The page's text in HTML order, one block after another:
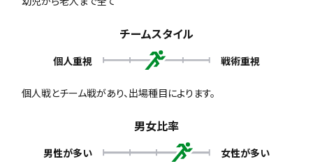
チームスタイル
個人重視 戦術重視
個人戦とチーム戦があり、出場種目によります。
男女比率
男性が多い 女性が多い